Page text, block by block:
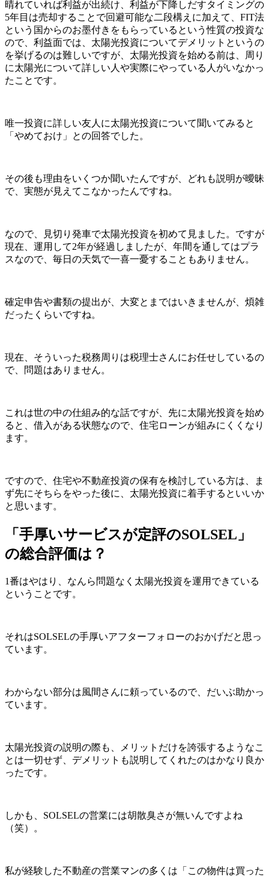
晴れていれば利益が出続け、利益が下降しだすタイミングの
5年目は売却することで回避可能な二段構えに加えて、FIT法
という国からのお墨付きをもらっているという性質の投資な
ので、利益面では、太陽光投資についてデメリットというの
を挙げるのは難しいですが、太陽光投資を始める前は、周り
に太陽光について詳しい人や実際にやっている人がいなかっ
たことです。
唯一投資に詳しい友人に太陽光投資について聞いてみると
「やめておけ」との回答でした。
その後も理由をいくつか聞いたんですが、どれも説明が曖昧
で、実態が見えてこなかったんですね。
なので、見切り発車で太陽光投資を初めて見ました。ですが
現在、運用して2年が経過しましたが、年間を通してはプラ
スなので、毎日の天気で一喜一憂することもありません。
確定申告や書類の提出が、大変とまではいきませんが、煩雑
だったくらいですね。
現在、そういった税務周りは税理士さんにお任せしているの
で、問題はありません。
これは世の中の仕組み的な話ですが、先に太陽光投資を始め
ると、借入がある状態なので、住宅ローンが組みにくくなり
ます。
ですので、住宅や不動産投資の保有を検討している方は、ま
ず先にそちらをやった後に、太陽光投資に着手するといいか
と思います。
「手厚いサービスが定評のSOLSEL」
の総合評価は？
1番はやはり、なんら問題なく太陽光投資を運用できている
ということです。
それはSOLSELの手厚いアフターフォローのおかげだと思っ
ています。
わからない部分は風間さんに頼っているので、だいぶ助かっ
ています。
太陽光投資の説明の際も、メリットだけを誇張するようなこ
とは一切せず、デメリットも説明してくれたのはかなり良か
ったです。
しかも、SOLSELの営業には胡散臭さが無いんですよね
（笑）。
私が経験した不動産の営業マンの多くは「この物件は買った